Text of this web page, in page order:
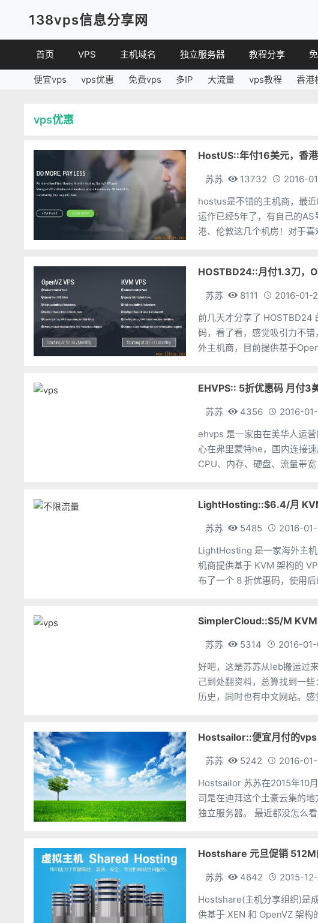
138vps信息分享网
首页 VPS
VPS优惠
VPS评测
主机域名
域名
独立服务器 教程分享
VPS教程
免
便宜vps vps优惠 免费vps 多IP 大流量 vps教程 香港
vps优惠
HostUS::年付16美元，香
苏苏 13732
2016-
hostus是不错的主机商，最
运作已经5年了，有自己的
港、伦敦这几个机房！对于
HOSTBD24::月付1.3刀，
苏苏 8111
2016-01-
前几天才分享了 HOSTBD24
码，看了看，感觉吸引力不错，再分享一次。
外主机商，目前提供基于
EHVPS:: 5折优惠码 月付3
苏苏 4356
2016-
ehvps 是一家由在美华人运
心在弗里蒙特he，国内连接速度不错。 ehvps 所有的硬件
LightHosting::$6.4/月
苏苏 5485
2016-
LightHosting 是一家海外主
机商提供基于 KVM 架构的
布了一个 8 折优惠码，使用后
SimplerCloud::$5/M KVM
苏苏 5314
2016-
好吧，这是苏苏从leb搬运过
己到处翻资料，总算找到一些： SimplerCloud 是一家注册在新加坡的公司，有15
Hostsailor::便宜月付的
苏苏 5242
2016-
Hostsailor 苏苏在2015年10
司是在迪拜这个土豪云集的
独立服务器。 最近都没怎么看到有优惠活动的主机，只好又把他拎出来再分享一次。
Hostshare 元旦促销
苏苏 4642
2015-
Hostshare(主机分享组织)是
供基于 XEN 和 OpenVZ 架构